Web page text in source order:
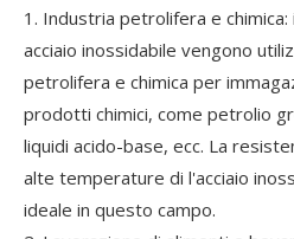
1. Industria petrolifera e
acciaio inossidabile vengono
petrolifera e chimica per
prodotti chimici, come petrolio
liquidi acido-base, ecc. La
alte temperature di l'acciaio
ideale in questo campo.